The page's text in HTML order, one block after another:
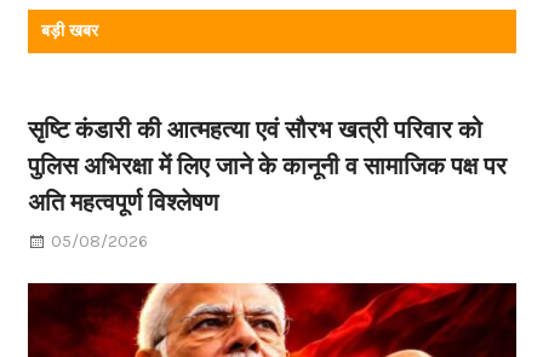
बड़ी खबर
सृष्टि कंडारी की आत्महत्या एवं सौरभ खत्री परिवार को
पुलिस अभिरक्षा में लिए जाने के कानूनी व सामाजिक पक्ष पर
अति महत्वपूर्ण विश्लेषण
05/08/2026